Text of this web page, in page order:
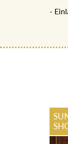
-